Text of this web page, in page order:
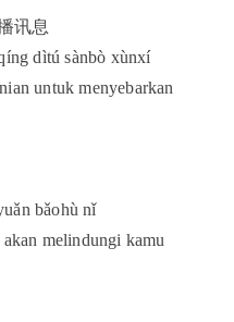
讯息
dìtú sànbò xùnxí
untuk menyebarkan
bǎohù nǐ
melindungi kamu